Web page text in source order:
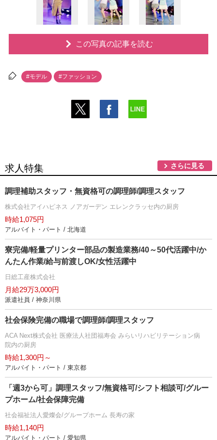
この写真の記事を読む
#モデル #ファッション
求人特集 さらに見る
調理補助スタッフ・無資格可の調理師/調理スタッフ
株式会社アイハピネス ノアガーデン エレンクラッセ内の厨房
時給1,075円
アルバイト・パート / 北海道
寮完備/軽量プリンター部品の製造業務/40～50代活躍中/か
んたん作業/給与前渡しOK/女性活躍中
日総工産株式会社
月給29万3,000円
派遣社員 / 神奈川県
社会保険完備の職場で調理師/調理スタッフ
ACA Next株式会社 医療法人社団福寿会 みらいリハビリテーション病
院内の厨房
時給1,300円～
アルバイト・パート / 東京都
「週3から可」調理スタッフ/無資格可/シフト相談可/グルー
プホーム/社会保障完備
社会福祉法人愛燦会/グループホーム 長寿の家
時給1,140円
アルバイト・パート / 愛知県